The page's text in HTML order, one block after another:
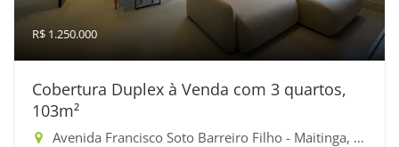
R$ 1.250.000
Cobertura Duplex à Venda com 3 quartos,
103m²
Avenida Francisco Soto Barreiro Filho - Maitinga, Bertioga-SP